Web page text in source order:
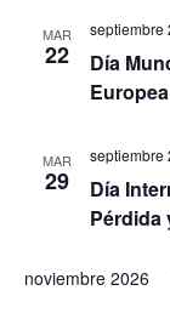
MAR
22
Día
septiembre
MAR
29
Día
Pérdida
septiembre
noviembre 2026